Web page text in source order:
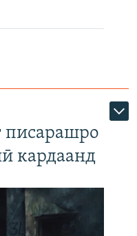
писарашро
кардаанд